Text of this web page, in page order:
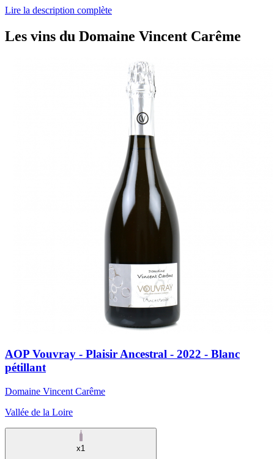
Lire la description complète
Les vins du Domaine Vincent Carême
AOP Vouvray - Plaisir Ancestral - 2022 - Blanc
pétillant
Domaine Vincent Carême
Vallée de la Loire
x1